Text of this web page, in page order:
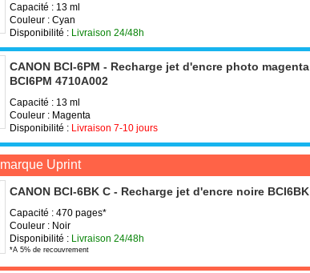
Capacité : 13 ml
Couleur : Cyan
Disponibilité : Livraison 24/48h
CANON BCI-6PM - Recharge jet d'encre photo magenta
BCI6PM 4710A002
Capacité : 13 ml
Couleur : Magenta
Disponibilité : Livraison 7-10 jours
Uprint
CANON BCI-6BK C - Recharge jet d'encre noire BCI6BK
Capacité : 470 pages*
Couleur : Noir
Disponibilité : Livraison 24/48h
*A 5% de recouvrement